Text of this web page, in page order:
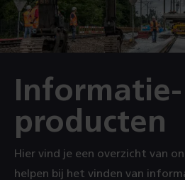
Informatie-
producten
Hier vind je een overzicht van
helpen bij het vinden van